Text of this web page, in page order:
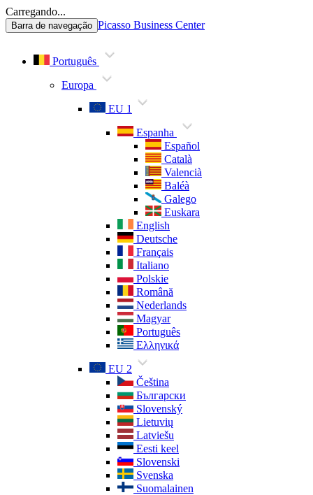
Carregando...
Barra de navegação Picasso Business Center
Português
Europa
EU 1
Espanha
Español
Català
Valencià
Baléà
Galego
Euskara
English
Deutsche
Français
Italiano
Polskie
Română
Nederlands
Magyar
Português
Ελληνικά
EU 2
Čeština
Български
Slovenský
Lietuvių
Latviešu
Eesti keel
Slovenski
Svenska
Suomalainen